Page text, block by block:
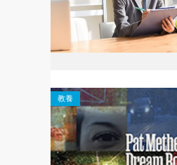
教養